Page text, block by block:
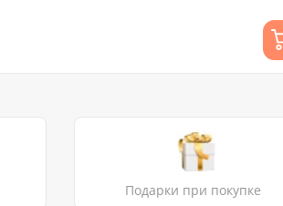
Подарки при покупке